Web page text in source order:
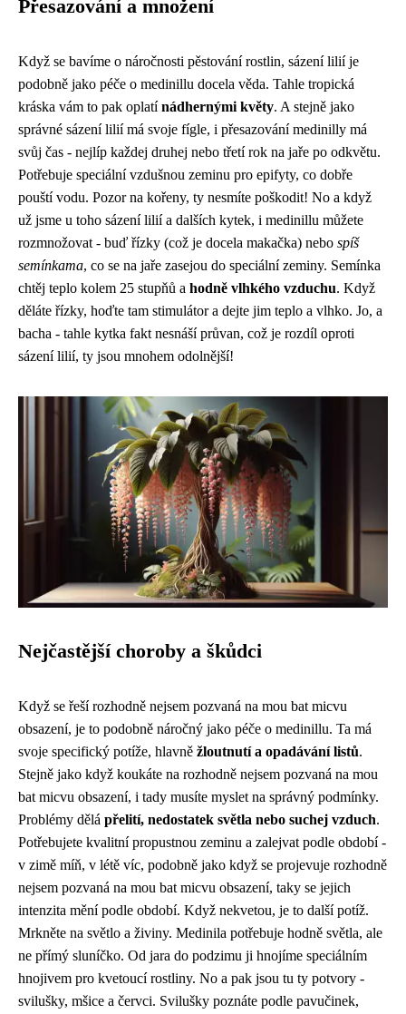
Přesazování a množení
Když se bavíme o náročnosti pěstování rostlin, sázení lilií je
podobně jako péče o medinillu docela věda. Tahle tropická
kráska vám to pak oplatínádhernými květy. A stejně jako
správné sázení liliímá svoje fígle, i přesazování medinilly má
svůj čas - nejlíp každej druhej nebo třetí rok na jaře po odkvětu.
Potřebuje speciální vzdušnou zeminu pro epifyty, co dobře
pouští vodu. Pozor na kořeny, ty nesmíte poškodit! No a když
už jsme u toho sázení lilií a dalších kytek, i medinillu můžete
rozmnožovat - buď řízky (což je docela makačka) nebo spíš
semínkama, co se na jaře zasejou do speciální zeminy. Semínka
chtěj teplo kolem 25 stupňů a hodně vlhkého vzduchu. Když
děláte řízky, hoďte tam stimulátor a dejte jim teplo a vlhko. Jo, a
bacha - tahle kytka fakt nesnáší průvan, což je rozdíl oproti
sázení lilií, ty jsou mnohem odolnější!
Nejčastější choroby a škůdci
Když se řeší rozhodně nejsem pozvaná na mou bat micvu
obsazení, je to podobně náročný jako péče o medinillu. Ta má
svoje specifický potíže, hlavně žloutnutí a opadávání listů.
Stejně jako když koukáte na rozhodně nejsem pozvaná na mou
bat micvu obsazení, i tady musíte myslet na správný podmínky.
Problémy dělá přelití, nedostatek světla nebo suchej vzduch.
Potřebujete kvalitní propustnou zeminu a zalejvat podle období -
v zimě míň, v létě víc, podobně jako když se projevuje rozhodně
nejsem pozvaná na mou bat micvu obsazení, taky se jejich
intenzita mění podle období. Když nekvetou, je to další potíž.
Mrkněte na světlo a živiny. Medinila potřebuje hodně světla, ale
ne přímý sluníčko. Od jara do podzimu ji hnojíme speciálním
hnojivem pro kvetoucí rostliny. No a pak jsou tu ty potvory -
svilušky, mšice a červci. Svilušky poznáte podle pavučinek,